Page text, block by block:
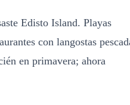
Edisto Island. Playas
con langostas
en primavera; ahora